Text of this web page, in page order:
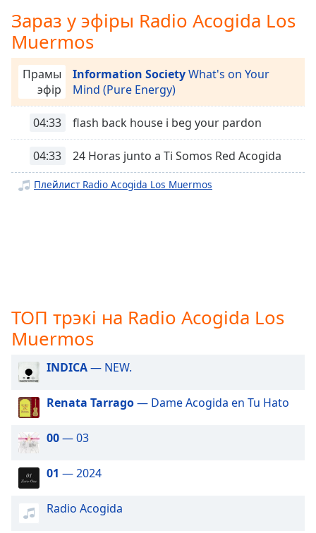
Chapters
Descriptions
descriptions
off,
selected
subtitles
settings,
opens
Audio
Track
Picture-
Picture
Fullscreen
This
modal
Зараз у эфіры Radio Acogida Los
Muermos
Прамы
эфір
Information SocietyWhat's on Your
Mind (Pure Energy)
04:33 flash back house i beg your pardon
04:33 24 Horas junto a Ti Somos Red Acogida
Плейлист Radio Acogida Los Muermos
ТОП трэкі на Radio Acogida Los
Muermos
INDICA— NEW.
Renata Tarrago— Dame Acogida en Tu Hato
00— 03
01 — 2024
Radio Acogida